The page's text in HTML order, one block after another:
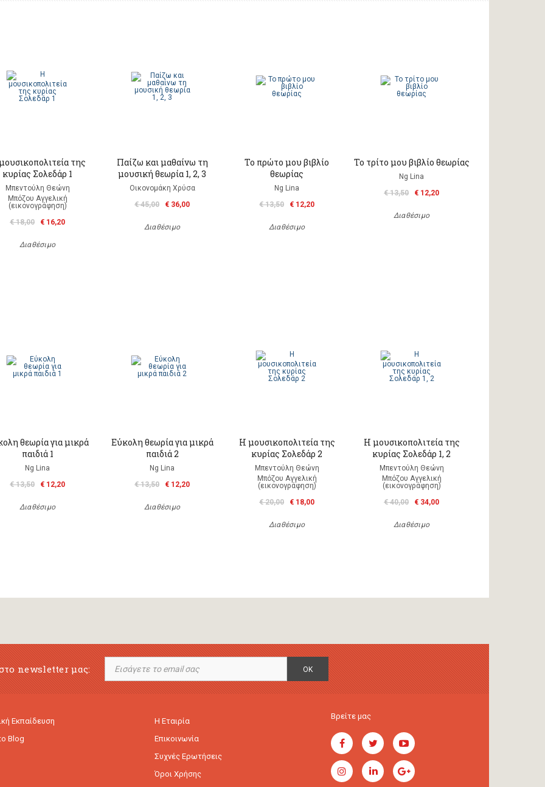
της
κυρίας Σολεδάρ 1
Μπεντούλη Θεώνη
Μπόζου Αγγελική
(εικονογράφηση)
€ 18,00
€ 16,20
Διαθέσιμο
Παίζω και μαθαίνω τη
μουσική θεωρία 1, 2, 3
Οικονομάκη Χρύσα
€ 45,00
€ 36,00
Διαθέσιμο
Το πρώτο μου βιβλίο
θεωρίας
Ng Lina
€ 13,50
€ 12,20
Διαθέσιμο
Το τρίτο μου βιβλίο θεωρίας
Ng Lina
€ 13,50
€ 12,20
Διαθέσιμο
θεωρία για μικρά
παιδιά 1
Ng Lina
€ 13,50
€ 12,20
Διαθέσιμο
Εύκολη θεωρία για μικρά
παιδιά 2
Ng Lina
€ 13,50
€ 12,20
Διαθέσιμο
Η μουσικοπολιτεία της
κυρίας Σολεδάρ 2
Μπεντούλη Θεώνη
Μπόζου Αγγελική
(εικονογράφηση)
€ 20,00
€ 18,00
Διαθέσιμο
Η μουσικοπολιτεία της
κυρίας Σολεδάρ 1, 2
Μπεντούλη Θεώνη
Μπόζου Αγγελική
(εικονογράφηση)
€ 40,00
€ 34,00
Διαθέσιμο
newsletter μας: OK
Εκπαίδευση
Blog
Η Εταιρία
Επικοινωνία
Συχνές Ερωτήσεις
Όροι Χρήσης
Βρείτε μας